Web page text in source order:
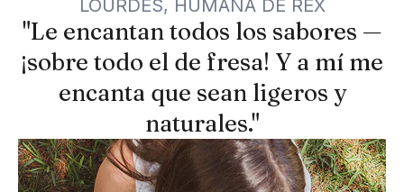
LOURDES, HUMANA DE REX
"Le encantan todos los sabores —
¡sobre todo el de fresa! Y a mí me
encanta que sean ligeros y
naturales."